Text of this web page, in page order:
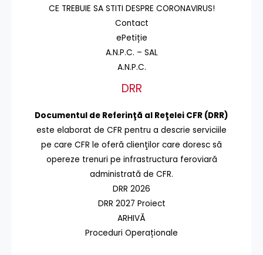
CE TREBUIE SA STITI DESPRE CORONAVIRUS!
Contact
ePetiție
A.N.P.C. – SAL
A.N.P.C.
DRR
Documentul de Referinţă al Reţelei CFR (DRR)
este elaborat de CFR pentru a descrie serviciile
pe care CFR le oferă clienţilor care doresc să
opereze trenuri pe infrastructura feroviară
administrată de CFR.
DRR 2026
DRR 2027 Proiect
ARHIVĂ
Proceduri Operaționale